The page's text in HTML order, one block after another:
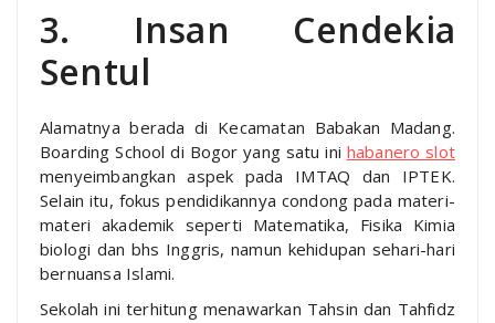
3. Insan Cendekia
Sentul
Alamatnya berada di Kecamatan Babakan Madang.
Boarding School di Bogor yang satu ini habanero slot
menyeimbangkan aspek pada IMTAQ dan IPTEK.
Selain itu, fokus pendidikannya condong pada materi-
materi akademik seperti Matematika, Fisika Kimia
biologi dan bhs Inggris, namun kehidupan sehari-hari
bernuansa Islami.
Sekolah ini terhitung menawarkan Tahsin dan Tahfidz